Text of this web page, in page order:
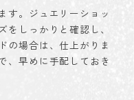
す。ジュエリーショッ
をしっかりと確認し、
の場合は、仕上がりま
、早めに手配しておき